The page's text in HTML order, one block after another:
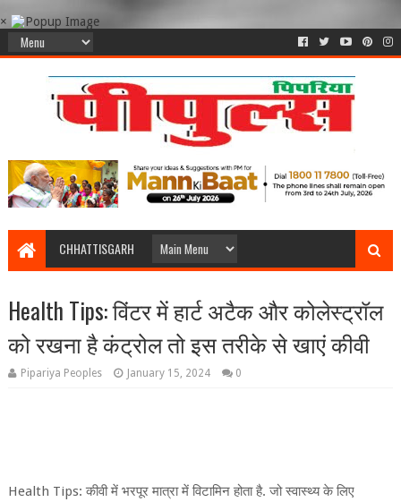
×
CHHATTISGARH
Health Tips: विंटर में हार्ट अटैक और कोलेस्ट्रॉल
को रखना है कंट्रोल तो इस तरीके से खाएं कीवी
Pipariya Peoples January 15, 2024 0
Health Tips: कीवी में भरपूर मात्रा में विटामिन होता है. जो स्वास्थ्य के लिए